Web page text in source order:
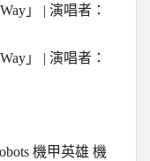
」 | 演唱者：
」 | 演唱者：
機甲英雄 機